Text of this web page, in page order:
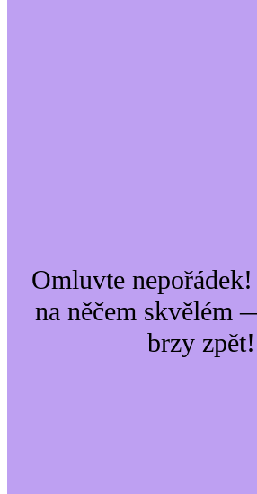
Omluvte
na něčem skvělém
brzy zpět!